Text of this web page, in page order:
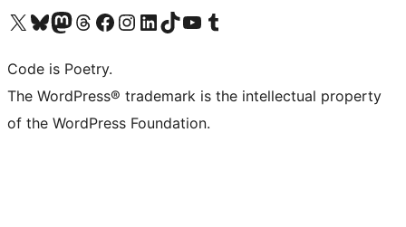
Navštivte náš účet na X (dříve Twitter)
Navštivte náš Bluesky účetNavštivte náš účet Mastodon
Navštivte náš Threads účetNavštivte naši stránku na Facebooku
Navštivte náš Instagram účetNavštivte náš LinkedIn účetNavštivte náš TikTok účetNavštivte náš YouTube kanálNavštivte náš Tumblr účet
Code is Poetry.
The WordPress® trademark is the intellectual property
of the WordPress Foundation.